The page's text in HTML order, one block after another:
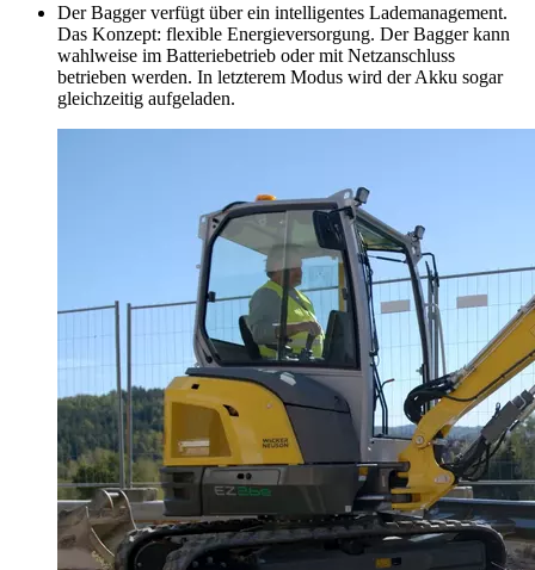
Der Bagger verfügt über ein intelligentes Lademanagement.
Das Konzept: flexible Energieversorgung. Der Bagger kann
wahlweise im Batteriebetrieb oder mit Netzanschluss
betrieben werden. In letzterem Modus wird der Akku sogar
gleichzeitig aufgeladen.